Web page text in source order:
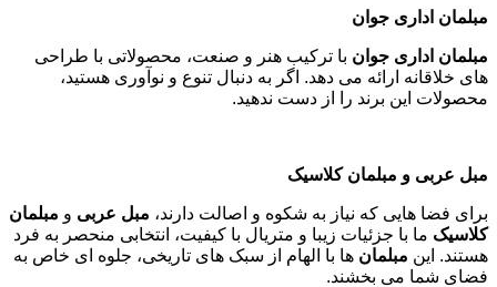
مبلمان اداری جوان
مبلمان اداری جوان با ترکیب هنر و صنعت، محصولاتی با طراحی
های خلاقانه ارائه می دهد. اگر به دنبال تنوع و نوآوری هستید،
محصولات این برند را از دست ندهید.
مبل عربی و مبلمان کلاسیک
برای فضا هایی که نیاز به شکوه و اصالت دارند، مبل عربی و مبلمان
کلاسیک ما با جزئیات زیبا و متریال با کیفیت، انتخابی منحصر به فرد
هستند. این مبلمان ها با الهام از سبک های تاریخی، جلوه ای خاص به
فضای شما می بخشند.